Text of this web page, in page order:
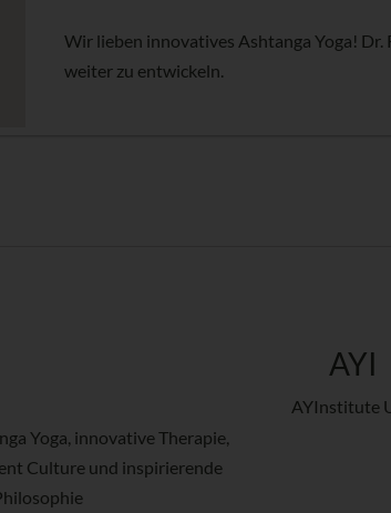
Wir lieben innovatives Ashtanga Yoga!
weiter zu entwickeln.
Yoga, innovative Therapie,
Culture und inspirierende
AYI
AYInstitute